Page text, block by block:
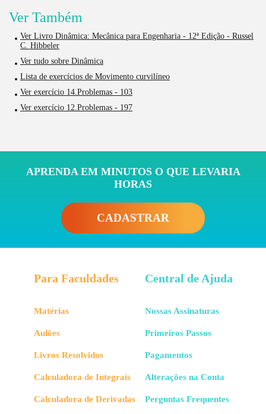
Ver Também
Ver Livro Dinâmica: Mecânica para Engenharia - 12ª Edição - Russel
C. Hibbeler
Ver tudo sobre Dinâmica
Lista de exercícios de Movimento curvilíneo
Ver exercício 14.Problemas - 103
Ver exercício 12.Problemas - 197
APRENDA EM MINUTOS O QUE LEVARIA
HORAS
CADASTRAR
Para Faculdades
Matérias
Aulões
Livros Resolvidos
Calculadora de Integrais
Calculadora de Derivadas
Central de Ajuda
Nossas Assinaturas
Primeiros Passos
Pagamentos
Alterações na Conta
Perguntas Frequentes